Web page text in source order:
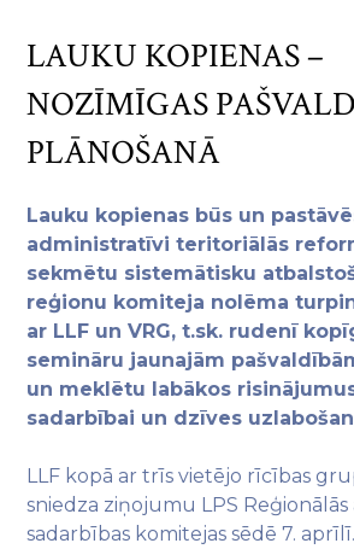
LAUKU KOPIENAS –
NOZĪMĪGAS
PLĀNOŠANĀ
Lauku kopienas būs un
administratīvi teritoriālās
sekmētu sistemātisku
reģionu komiteja nolēma
ar LLF un VRG, t.sk. rudenī
semināru jaunajām
un meklētu labākos
sadarbībai un dzīves
LLF kopā ar trīs vietējo rīcības
sniedza ziņojumu LPS
sadarbības komitejas sēdē 7.